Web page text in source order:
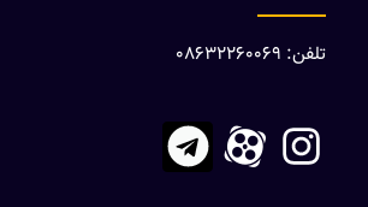
تلفن: 08632260069